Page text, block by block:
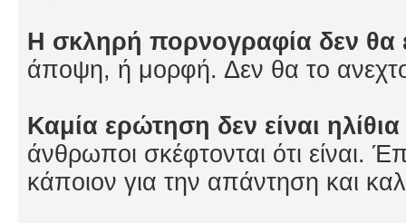
Η σκληρή πορνογραφία δεν θα
άποψη, ή μορφή. Δεν θα το
Καμία ερώτηση δεν είναι ηλίθια
άνθρωποι σκέφτονται ότι είναι.
κάποιον για την απάντηση και